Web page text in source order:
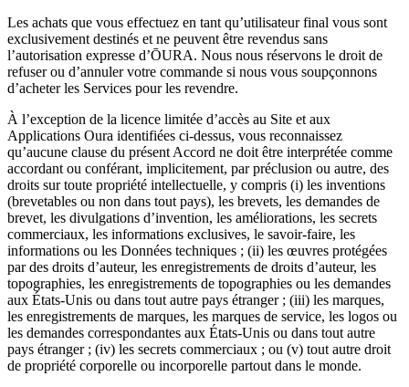
Les achats que vous effectuez en tant qu’utilisateur final vous sont
exclusivement destinés et ne peuvent être revendus sans
l’autorisation expresse d’ŌURA. Nous nous réservons le droit de
refuser ou d’annuler votre commande si nous vous soupçonnons
d’acheter les Services pour les revendre.
À l’exception de la licence limitée d’accès au Site et aux
Applications Oura identifiées ci-dessus, vous reconnaissez
qu’aucune clause du présent Accord ne doit être interprétée comme
accordant ou conférant, implicitement, par préclusion ou autre, des
droits sur toute propriété intellectuelle, y compris (i) les inventions
(brevetables ou non dans tout pays), les brevets, les demandes de
brevet, les divulgations d’invention, les améliorations, les secrets
commerciaux, les informations exclusives, le savoir-faire, les
informations ou les Données techniques ; (ii) les œuvres protégées
par des droits d’auteur, les enregistrements de droits d’auteur, les
topographies, les enregistrements de topographies ou les demandes
aux États-Unis ou dans tout autre pays étranger ; (iii) les marques,
les enregistrements de marques, les marques de service, les logos ou
les demandes correspondantes aux États-Unis ou dans tout autre
pays étranger ; (iv) les secrets commerciaux ; ou (v) tout autre droit
de propriété corporelle ou incorporelle partout dans le monde.